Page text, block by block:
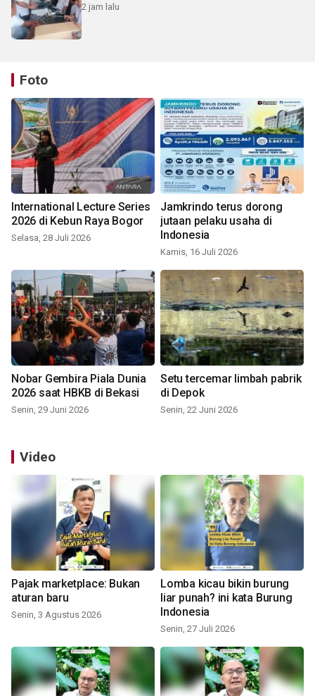
2 jam lalu
Foto
International Lecture Series
2026 di Kebun Raya Bogor
Selasa, 28 Juli 2026
Jamkrindo terus dorong
jutaan pelaku usaha di
Indonesia
Kamis, 16 Juli 2026
Nobar Gembira Piala Dunia
2026 saat HBKB di Bekasi
Senin, 29 Juni 2026
Setu tercemar limbah pabrik
di Depok
Senin, 22 Juni 2026
Video
Pajak marketplace: Bukan
aturan baru
Senin, 3 Agustus 2026
Lomba kicau bikin burung
liar punah? ini kata Burung
Indonesia
Senin, 27 Juli 2026